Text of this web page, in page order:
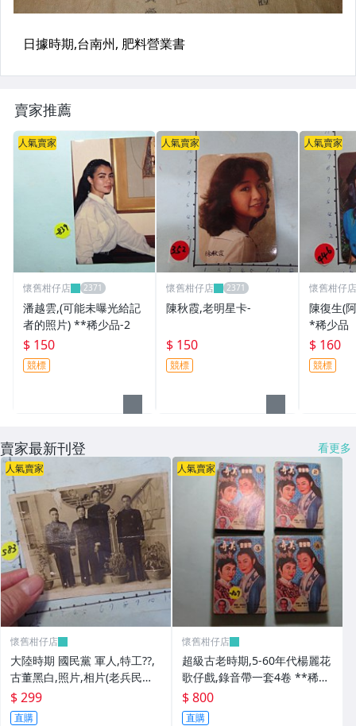
賣家推薦
人氣賣家
懷舊柑仔店
潘越雲,(可能未曝光給記
者的照片) **稀少品-2
$ 150
競標
人氣賣家
懷舊柑仔店
陳秋霞,老明星卡-
$ 150
競標
人氣賣家
懷舊柑仔店
陳復生(
*稀少品
$ 160
競標
賣家最新刊登 看更多
人氣賣家
懷舊柑仔店
大陸時期 國民黨 軍人,特工??,
古董黑白,照片,相片(老兵民國3
8年從大陸帶來台灣的) **稀少
品6
$ 299
直購
人氣賣家
懷舊柑仔店
超級古老時期,5-60年代楊麗花
歌仔戲,錄音帶一套4卷 **稀少
品
$ 800
直購